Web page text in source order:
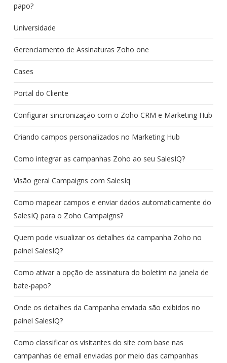
papo?
Universidade
Gerenciamento de Assinaturas Zoho one
Cases
Portal do Cliente
Configurar sincronização com o Zoho CRM e Marketing Hub
Criando campos personalizados no Marketing Hub
Como integrar as campanhas Zoho ao seu SalesIQ?
Visão geral Campaigns com SalesIq
Como mapear campos e enviar dados automaticamente do
SalesIQ para o Zoho Campaigns?
Quem pode visualizar os detalhes da campanha Zoho no
painel SalesIQ?
Como ativar a opção de assinatura do boletim na janela de
bate-papo?
Onde os detalhes da Campanha enviada são exibidos no
painel SalesIQ?
Como classificar os visitantes do site com base nas
campanhas de email enviadas por meio das campanhas